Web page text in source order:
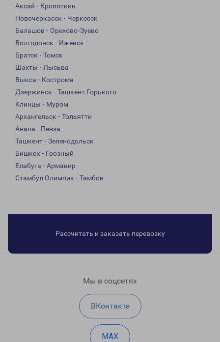
Аксай - Кропоткин
Новочеркасск - Черкесск
Балашов - Орехово-Зуево
Волгодонск - Ижевск
Братск - Томск
Шахты - Лысьва
Выкса - Кострома
Дзержинск - Ташкент Горького
Клинцы - Муром
Архангельск - Тольятти
Анапа - Пенза
Ташкент - Зеленодольск
Бишкек - Грозный
Елабуга - Армавир
Стамбул Олимпик - Тамбов
Рассчитать и заказать перевозку
Мы в соцсетях
ВКонтакте
MAX